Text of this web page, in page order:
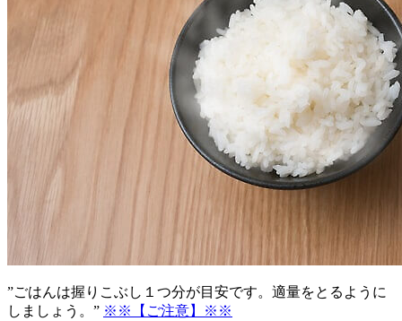
”ごはんは握りこぶし１つ分が目安です。適量をとるように
しましょう。” ※※【ご注意】※※